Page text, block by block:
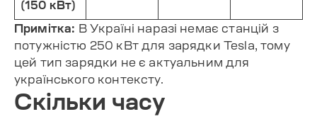
(150 кВт)
Примітка: В Україні наразі немає станцій з
потужністю 250 кВт для зарядки Tesla, тому
цей тип зарядки не є актуальним для
українського контексту.
Скільки часу